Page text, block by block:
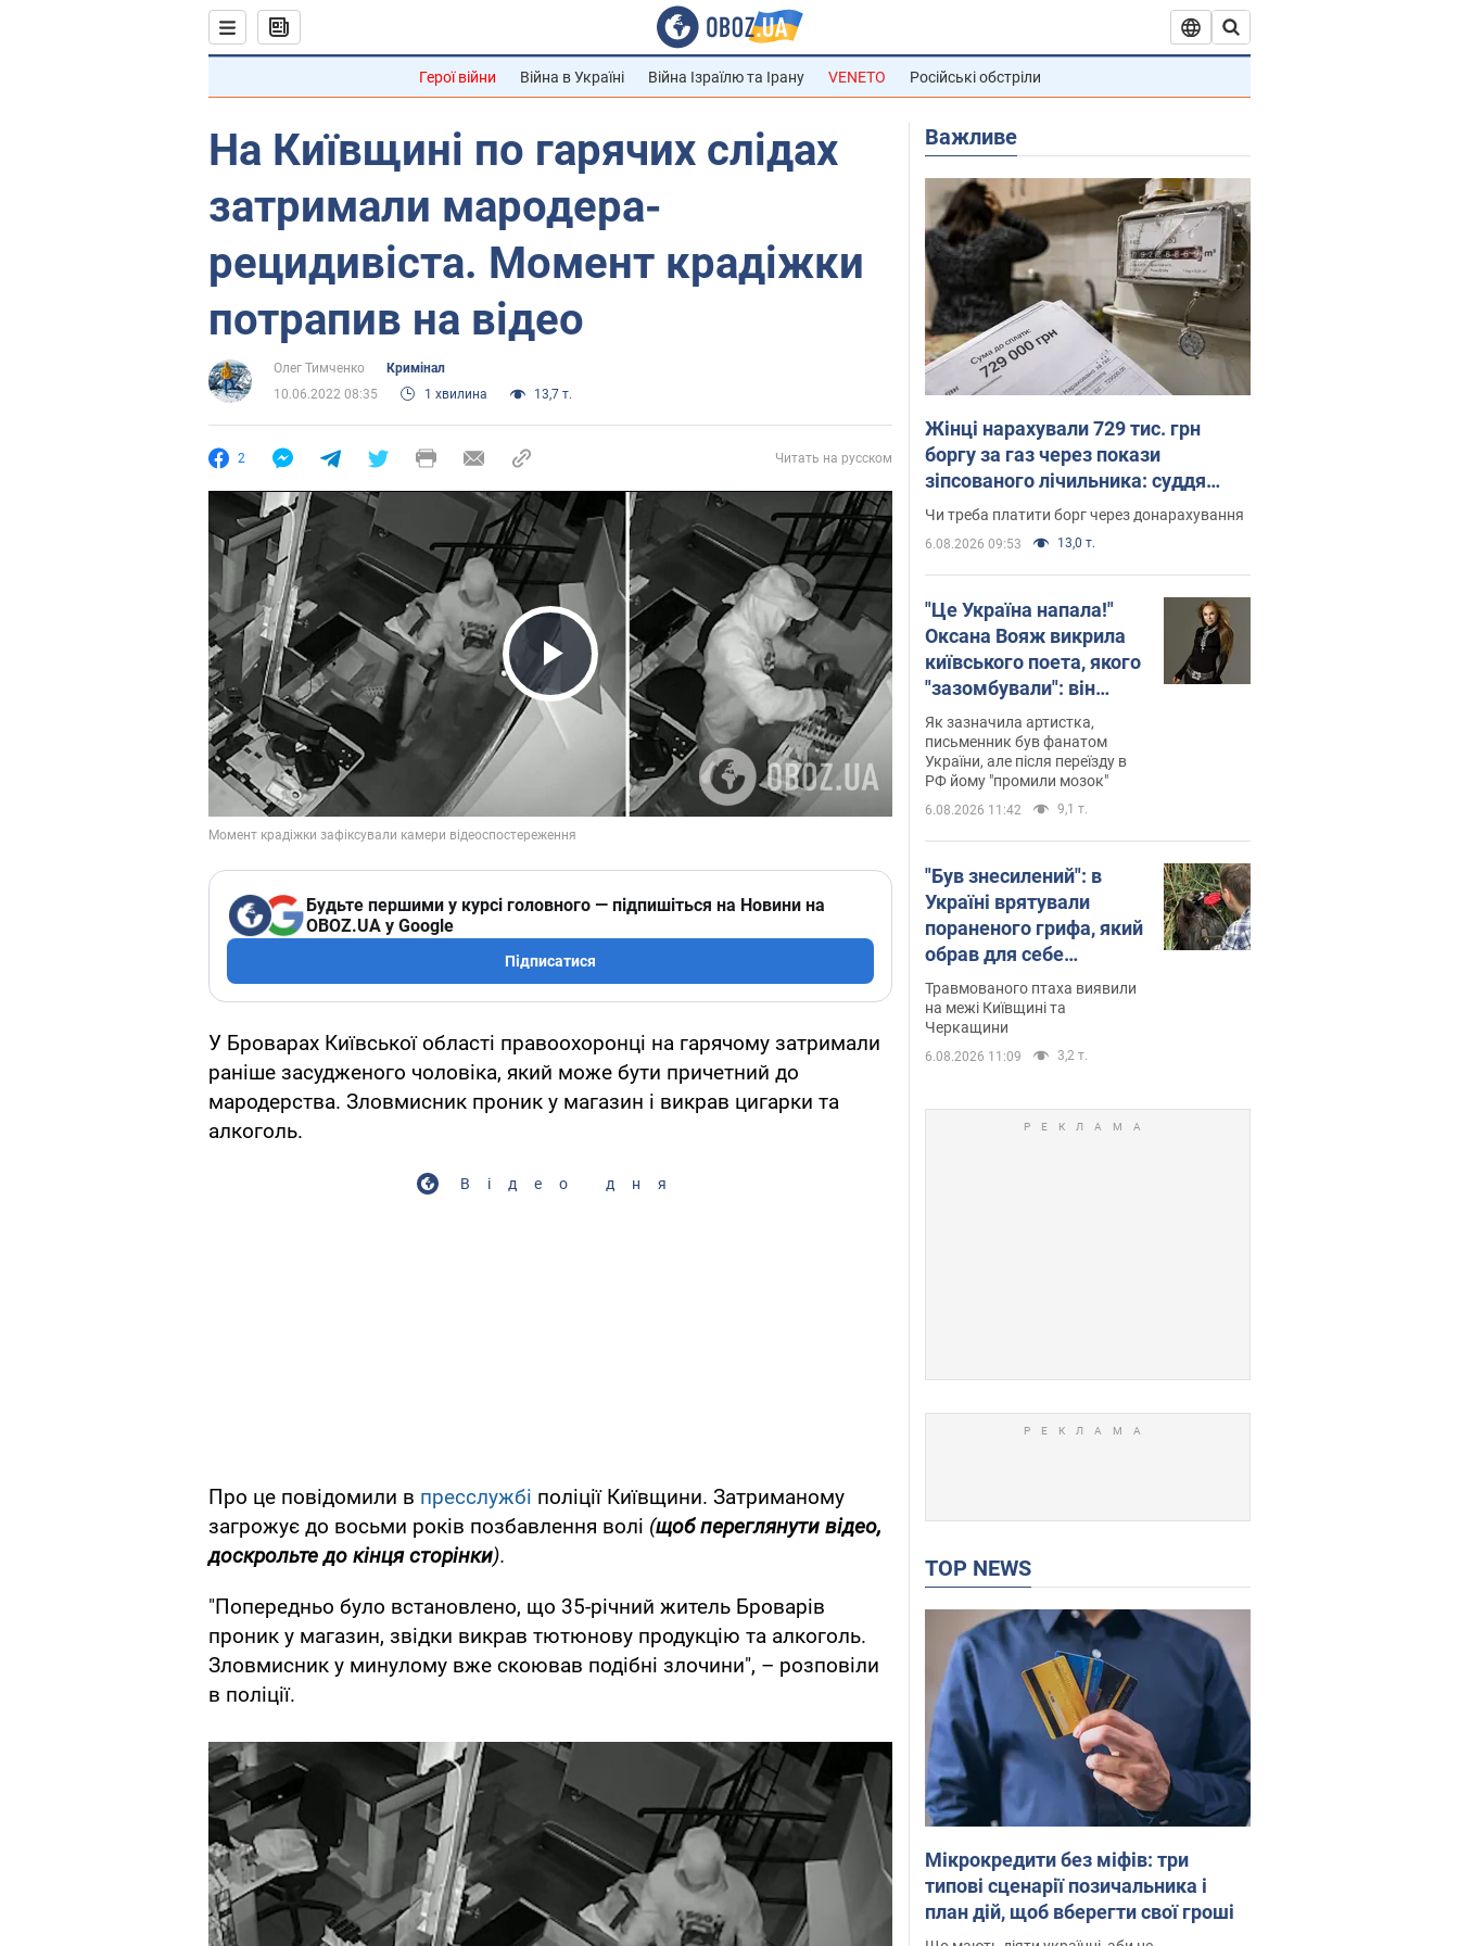
Герої війни Війна в Україні Війна Ізраїлю та Ірану VENETO Російські обстріли
На Київщині по гарячих слідах
затримали мародера-
рецидивіста. Момент крадіжки
потрапив на відео
Олег Тимченко
Кримінал
10.06.2022 08:35
1 хвилина 13,7 т.
2 Читать на русском
Play Video
Будьте першими у курсі головного — підпишіться на Новини на
OBOZ.UA у Google
Підписатися
У Броварах Київської області правоохоронці на гарячому затримали
раніше засудженого чоловіка, який може бути причетний до
мародерства. Зловмисник проник у магазин і викрав цигарки та
алкоголь.
Відео дня
Про це повідомили в пресслужбі поліції Київщини. Затриманому
загрожує до восьми років позбавлення волі (щоб переглянути відео,
доскрольте до кінця сторінки).
"Попередньо було встановлено, що 35-річний житель Броварів
проник у магазин, звідки викрав тютюнову продукцію та алкоголь.
Зловмисник у минулому вже скоював подібні злочини", – розповіли
в поліції.
Важливе
Жінці нарахували 729 тис. грн
боргу за газ через покази
зіпсованого лічильника: суддя
ухвалив неочікуване рішення
Чи треба платити борг через донарахування
6.08.2026 09:53 13,0 т.
"Це Україна напала!"
Оксана Вояж викрила
київського поета, якого
"зазомбували": він
навіть російської не
знав, а тепер хоче
геноциду українців
Як зазначила артистка,
письменник був фанатом
України, але після переїзду в
РФ йому "промили мозок"
6.08.2026 11:42 9,1 т.
"Був знесилений": в
Україні врятували
пораненого грифа, який
обрав для себе
нетиповий маршрут.
Фото
Травмованого птаха виявили
на межі Київщині та
Черкащини
6.08.2026 11:09 3,2 т.
TOP NEWS
Мікрокредити без міфів: три
типові сценарії позичальника і
план дій, щоб вберегти свої гроші